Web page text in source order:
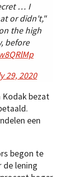
… I
or didn't,"
the high
before
29, 2020
Kodak bezat
een
begon te
de lening